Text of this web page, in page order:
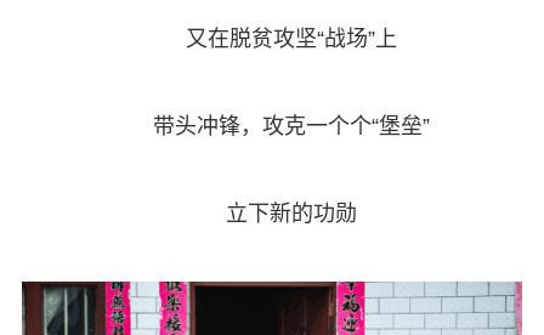
又在脱贫攻坚“战场”上
带头冲锋，攻克一个个“堡垒”
立下新的功勋